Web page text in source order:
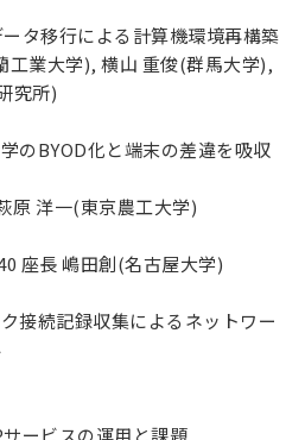
タ移行による計算機環境再構築
工業大学), 横山 重俊(群馬大学),
究所)
のBYOD化と端末の差違を吸収
原 洋一(東京農工大学)
座長 嶋田創(名古屋大学)
接続記録収集によるネットワー
ービスの運用と課題